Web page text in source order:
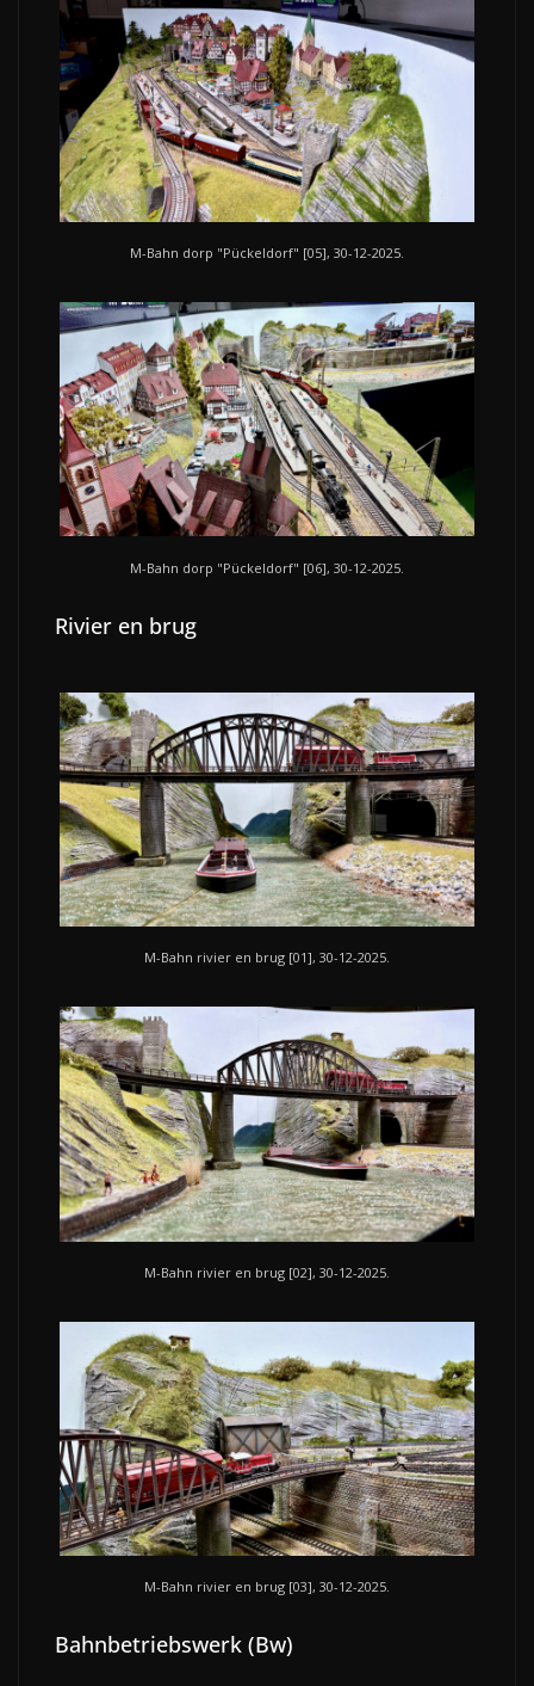
M-Bahn dorp "Pückeldorf" [05], 30-12-2025.
M-Bahn dorp "Pückeldorf" [06], 30-12-2025.
Rivier en brug
M-Bahn rivier en brug [01], 30-12-2025.
M-Bahn rivier en brug [02], 30-12-2025.
M-Bahn rivier en brug [03], 30-12-2025.
Bahnbetriebswerk (Bw)